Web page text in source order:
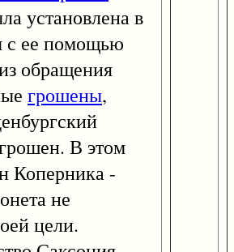
установлена в
с ее помощью
обращения
грошены,
В этом
Коперника -
не
цели.